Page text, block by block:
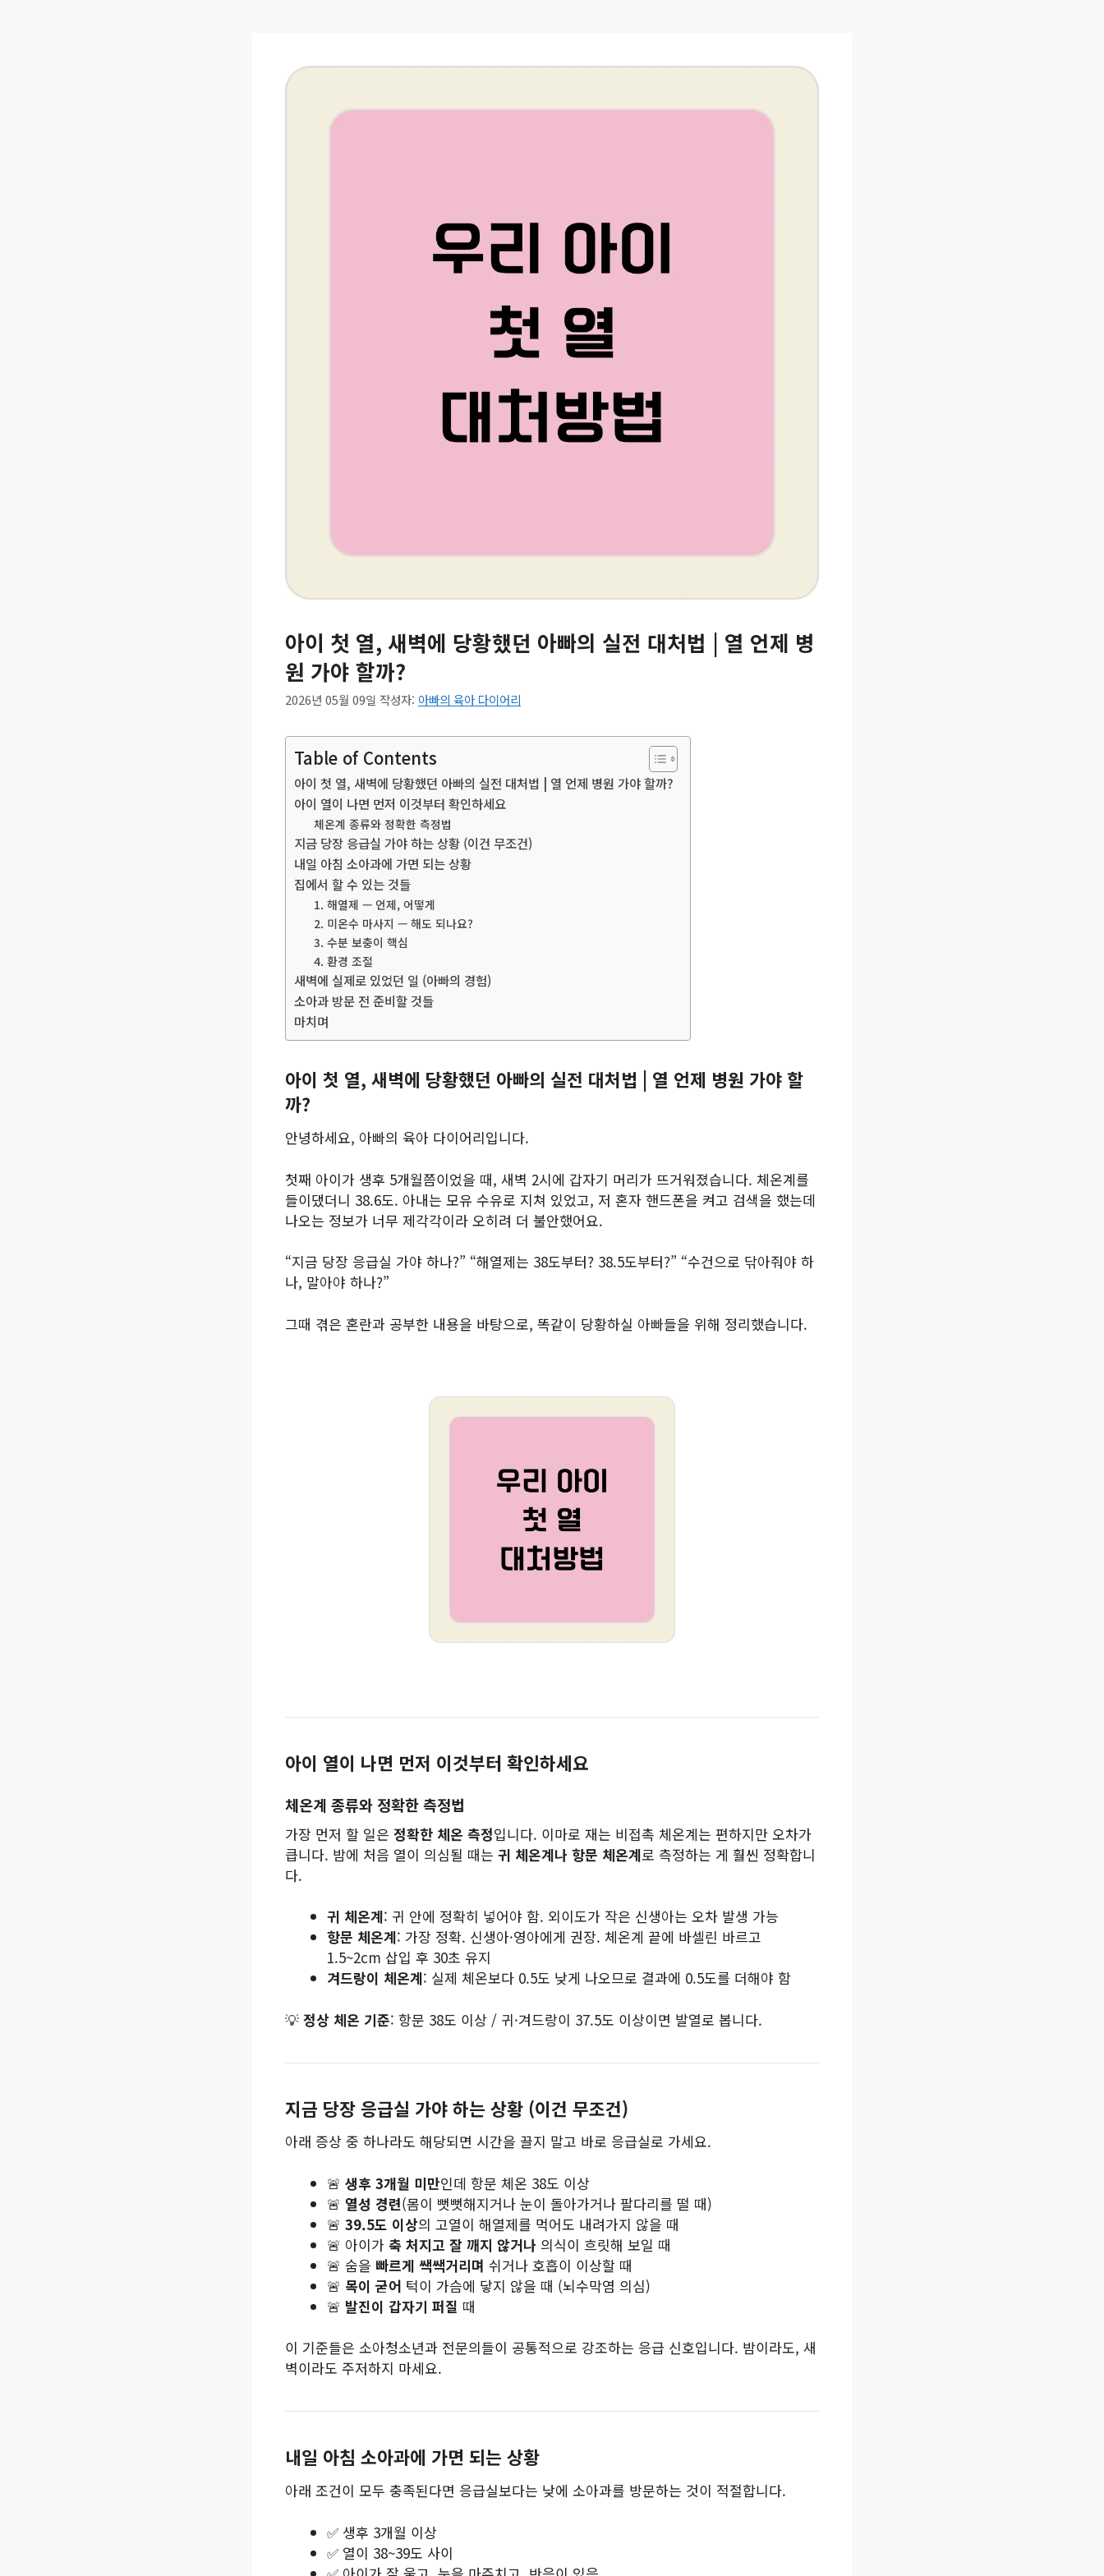
아이 첫 열, 새벽에 당황했던 아빠의 실전 대처법 | 열 언제 병
원 가야 할까?
2026년 05월 09일 작성자: 아빠의 육아 다이어리
Table of Contents
아이 첫 열, 새벽에 당황했던 아빠의 실전 대처법 | 열 언제 병원 가야 할까?
아이 열이 나면 먼저 이것부터 확인하세요
체온계 종류와 정확한 측정법
지금 당장 응급실 가야 하는 상황 (이건 무조건)
내일 아침 소아과에 가면 되는 상황
집에서 할 수 있는 것들
1. 해열제 — 언제, 어떻게
2. 미온수 마사지 — 해도 되나요?
3. 수분 보충이 핵심
4. 환경 조절
새벽에 실제로 있었던 일 (아빠의 경험)
소아과 방문 전 준비할 것들
마치며
아이 첫 열, 새벽에 당황했던 아빠의 실전 대처법 | 열 언제 병원 가야 할
까?
안녕하세요, 아빠의 육아 다이어리입니다.
첫째 아이가 생후 5개월쯤이었을 때, 새벽 2시에 갑자기 머리가 뜨거워졌습니다. 체온계를
들이댔더니 38.6도. 아내는 모유 수유로 지쳐 있었고, 저 혼자 핸드폰을 켜고 검색을 했는데
나오는 정보가 너무 제각각이라 오히려 더 불안했어요.
“지금 당장 응급실 가야 하나?” “해열제는 38도부터? 38.5도부터?” “수건으로 닦아줘야 하
나, 말아야 하나?”
그때 겪은 혼란과 공부한 내용을 바탕으로, 똑같이 당황하실 아빠들을 위해 정리했습니다.
아이 열이 나면 먼저 이것부터 확인하세요
체온계 종류와 정확한 측정법
가장 먼저 할 일은 정확한 체온 측정입니다. 이마로 재는 비접촉 체온계는 편하지만 오차가
큽니다. 밤에 처음 열이 의심될 때는 귀 체온계나 항문 체온계로 측정하는 게 훨씬 정확합니
다.
귀 체온계: 귀 안에 정확히 넣어야 함. 외이도가 작은 신생아는 오차 발생 가능
항문 체온계: 가장 정확. 신생아·영아에게 권장. 체온계 끝에 바셀린 바르고
1.5~2cm 삽입 후 30초 유지
겨드랑이 체온계: 실제 체온보다 0.5도 낮게 나오므로 결과에 0.5도를 더해야 함
💡 정상 체온 기준: 항문 38도 이상 / 귀·겨드랑이 37.5도 이상이면 발열로 봅니다.
지금 당장 응급실 가야 하는 상황 (이건 무조건)
아래 증상 중 하나라도 해당되면 시간을 끌지 말고 바로 응급실로 가세요.
🚨 생후 3개월 미만인데 항문 체온 38도 이상
🚨 열성 경련(몸이 뻣뻣해지거나 눈이 돌아가거나 팔다리를 떨 때)
🚨 39.5도 이상의 고열이 해열제를 먹어도 내려가지 않을 때
🚨 아이가 축 처지고 잘 깨지 않거나 의식이 흐릿해 보일 때
🚨 숨을 빠르게 쌕쌕거리며 쉬거나 호흡이 이상할 때
🚨 목이 굳어 턱이 가슴에 닿지 않을 때 (뇌수막염 의심)
🚨 발진이 갑자기 퍼질 때
이 기준들은 소아청소년과 전문의들이 공통적으로 강조하는 응급 신호입니다. 밤이라도, 새
벽이라도 주저하지 마세요.
내일 아침 소아과에 가면 되는 상황
아래 조건이 모두 충족된다면 응급실보다는 낮에 소아과를 방문하는 것이 적절합니다.
✅ 생후 3개월 이상
✅ 열이 38~39도 사이